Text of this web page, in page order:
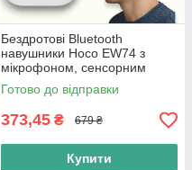
Бездротові Bluetooth
навушники Hoco EW74 з
мікрофоном, сенсорним
керуванням та кейсом, білі
Готово до відправки
373,45 ₴ 679 ₴
Купити